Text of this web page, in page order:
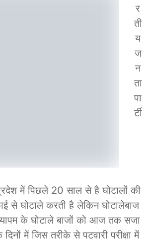
र
ती
य
ज
न
ता
पा
र्टी
में पिछले 20 साल से है घोटालों की
से घोटाले करती है लेकिन घोटालेबाज
के घोटाले बाजों को आज तक सजा
में जिस तरीके से पटवारी परीक्षा में